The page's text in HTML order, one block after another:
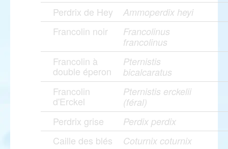
Perdrix de Hey Ammoperdix heyi
Francolin noir
Francolinus
francolinus
Francolin à
double éperon
Pternistis
bicalcaratus
Francolin
d'Erckel
Pternistis erckelii
(féral)
Perdrix grise Perdix perdix
Caille des blés Coturnix coturnix